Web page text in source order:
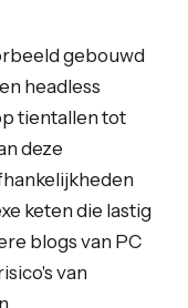
gebouwd
headless
tientallen tot
deze
keten die lastig
blogs van PC
van